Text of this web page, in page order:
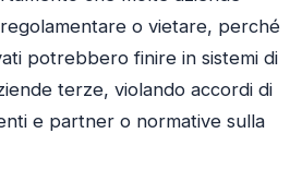
o vietare, perché
potrebbero finire in sistemi di
terze, violando accordi di
e partner o normative sulla